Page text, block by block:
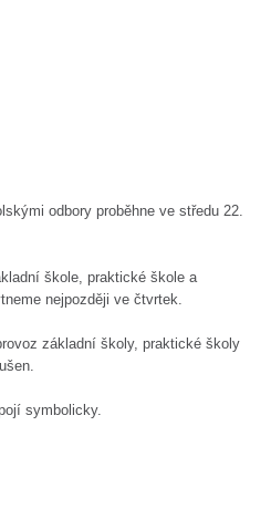
odbory proběhne ve středu 22.
škole, praktické škole a
nejpozději ve čtvrtek.
základní školy, praktické školy
symbolicky.